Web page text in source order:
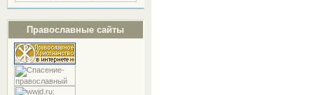
Православные сайты